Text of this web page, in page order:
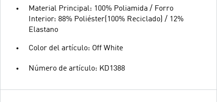
Material Principal: 100% Poliamida / Forro
Interior: 88% Poliéster(100% Reciclado) / 12%
Elastano
Color del artículo: Off White
Número de artículo: KD1388